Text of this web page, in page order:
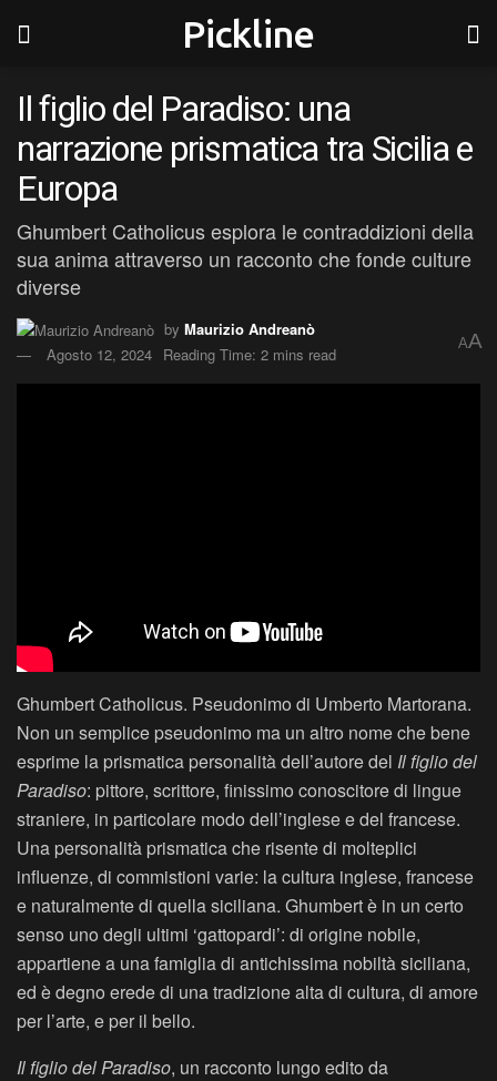
Pickline
Il figlio del Paradiso: una
narrazione prismatica tra Sicilia e
Europa
Ghumbert Catholicus esplora le contraddizioni della
sua anima attraverso un racconto che fonde culture
diverse
by Maurizio Andreanò
Agosto 12, 2024 Reading Time: 2 mins read
AA
Ghumbert Catholicus. Pseudonimo di Umberto Martorana.
Non un semplice pseudonimo ma un altro nome che bene
esprime la prismatica personalità dell’autore del Il figlio del
Paradiso: pittore, scrittore, finissimo conoscitore di lingue
straniere, in particolare modo dell’inglese e del francese.
Una personalità prismatica che risente di molteplici
influenze, di commistioni varie: la cultura inglese, francese
e naturalmente di quella siciliana. Ghumbert è in un certo
senso uno degli ultimi ‘gattopardi’: di origine nobile,
appartiene a una famiglia di antichissima nobiltà siciliana,
ed è degno erede di una tradizione alta di cultura, di amore
per l’arte, e per il bello.
Il figlio del Paradiso, un racconto lungo edito da